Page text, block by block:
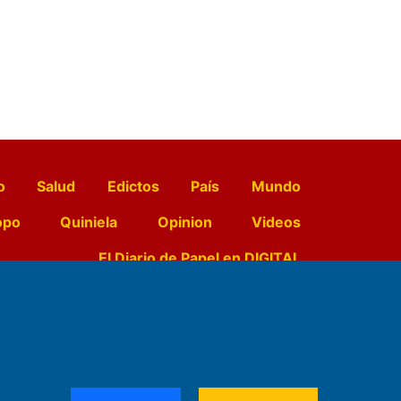
Salud Edictos País
Mundo
Quiniela Opinion
Videos
El Diario de Papel en DIGITAL